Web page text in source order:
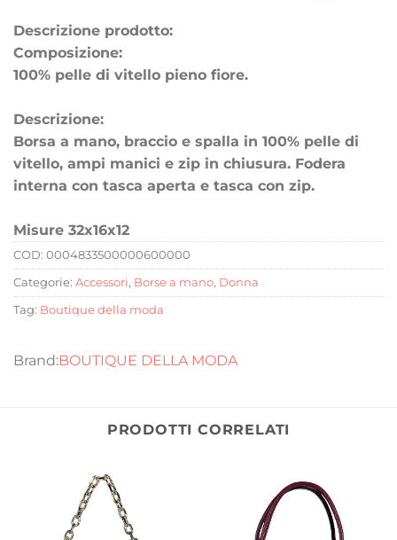
Descrizione prodotto:
Composizione:
100% pelle di vitello pieno fiore.
Descrizione:
Borsa a mano, braccio e spalla in 100% pelle di
vitello, ampi manici e zip in chiusura. Fodera
interna con tasca aperta e tasca con zip.
Misure 32x16x12
COD: 0004833500000600000
Categorie: Accessori, Borse a mano, Donna
Tag: Boutique della moda
BOUTIQUE DELLA MODA
PRODOTTI CORRELATI